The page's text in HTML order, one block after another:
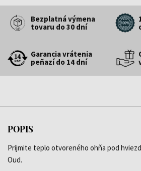
Bezplatná výmena
tovaru do 30 dní
Garancia vrátenia
peňazí do 14 dní
POPIS
Prijmite teplo otvoreného ohňa pod
Oud.